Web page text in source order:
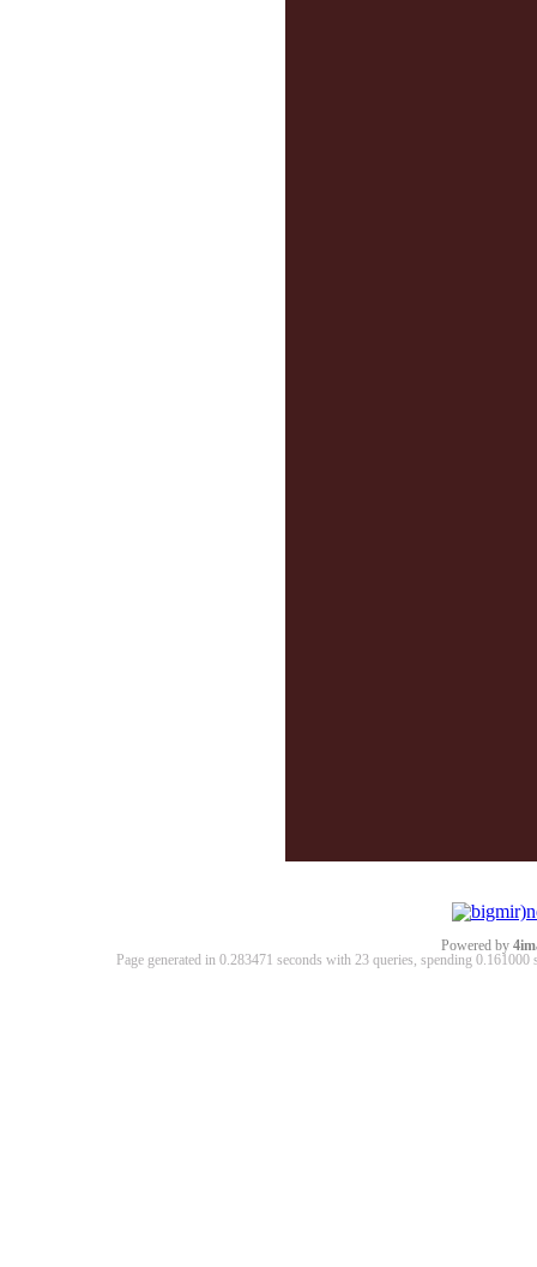
Powered by
Page generated in 0.283471 seconds with 23 queries, spending